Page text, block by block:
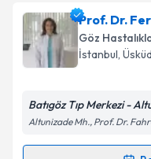
Op. Dr. Methiye
oluşturun. Size bu
takvim
Prof. Dr.
Göz
İstanbul,
Batıgöz Tıp Merkezi -
Altunizade Mh., Prof. Dr.